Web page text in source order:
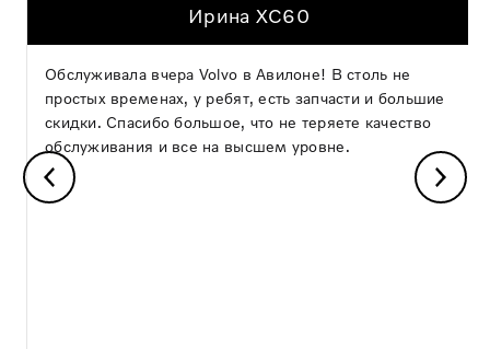
Ирина XC60
Обслуживала вчера Volvo в Авилоне! В столь не
простых временах, у ребят, есть запчасти и большие
скидки. Спасибо большое, что не теряете качество
обслуживания и все на высшем уровне.